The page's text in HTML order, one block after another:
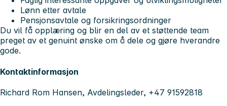
Lønn etter avtale
Pensjonsavtale og forsikringsordninger
Du vil få opplæring og blir en del av et støttende team
preget av et genuint ønske om å dele og gjøre hverandre
gode.
Kontaktinformasjon
Richard Rom Hansen, Avdelingsleder, +47 91592818